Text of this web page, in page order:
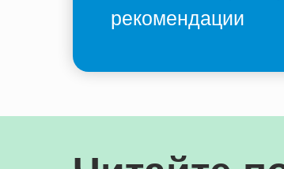
рекомендации